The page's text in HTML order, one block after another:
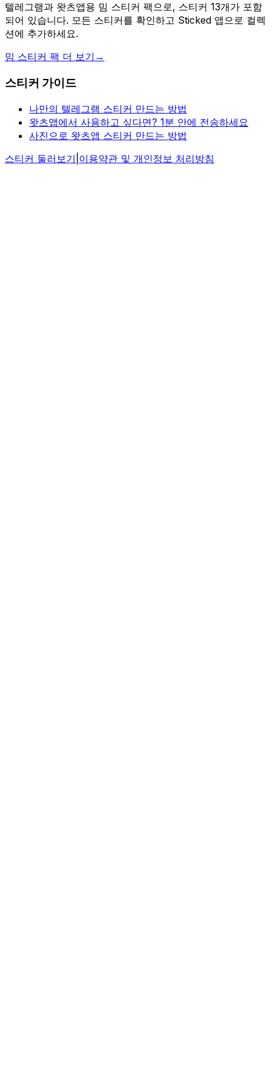
텔레그램과 왓츠앱용 밈 스티커 팩으로, 스티커 13개가 포함
되어 있습니다. 모든 스티커를 확인하고 Sticked 앱으로 컬렉
션에 추가하세요.
밈 스티커 팩 더 보기 →
스티커 가이드
나만의 텔레그램 스티커 만드는 방법
왓츠앱에서 사용하고 싶다면? 1분 안에 전송하세요
사진으로 왓츠앱 스티커 만드는 방법
스티커 둘러보기 이용약관 및 개인정보 처리방침